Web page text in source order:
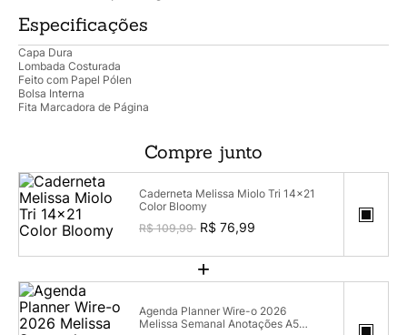
Especificações
Capa Dura
Lombada Costurada
Feito com Papel Pólen
Bolsa Interna
Fita Marcadora de Página
Compre junto
Caderneta Melissa Miolo Tri 14x21
Color Bloomy
R$ 109,99 R$ 76,99
+
Agenda Planner Wire-o 2026
Melissa Semanal Anotações A5